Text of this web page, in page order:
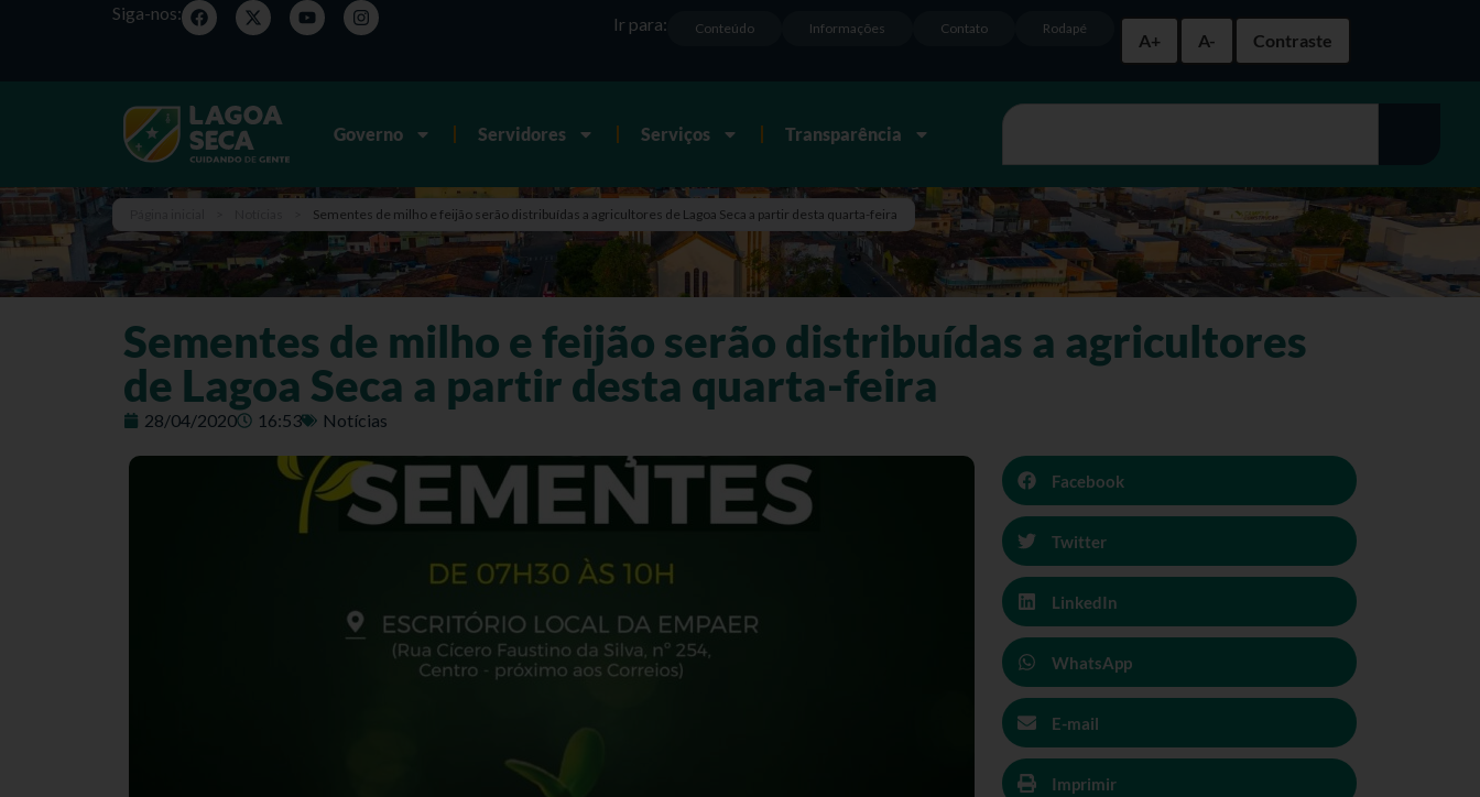
Siga-nos:
A+
A- Contraste
Rodapé
Contato
Informações
Conteúdo
Ir para:
Governo Servidores Serviços Transparência
Sementes de milho e feijão serão distribuídas a agricultores de Lagoa Seca a partir desta quarta-feira
Sementes de milho e feijão serão distribuídas a agricultores
de Lagoa Seca a partir desta quarta-feira
28/04/2020 16:53 Notícias
Facebook
Twitter
LinkedIn
WhatsApp
E-mail
Imprimir